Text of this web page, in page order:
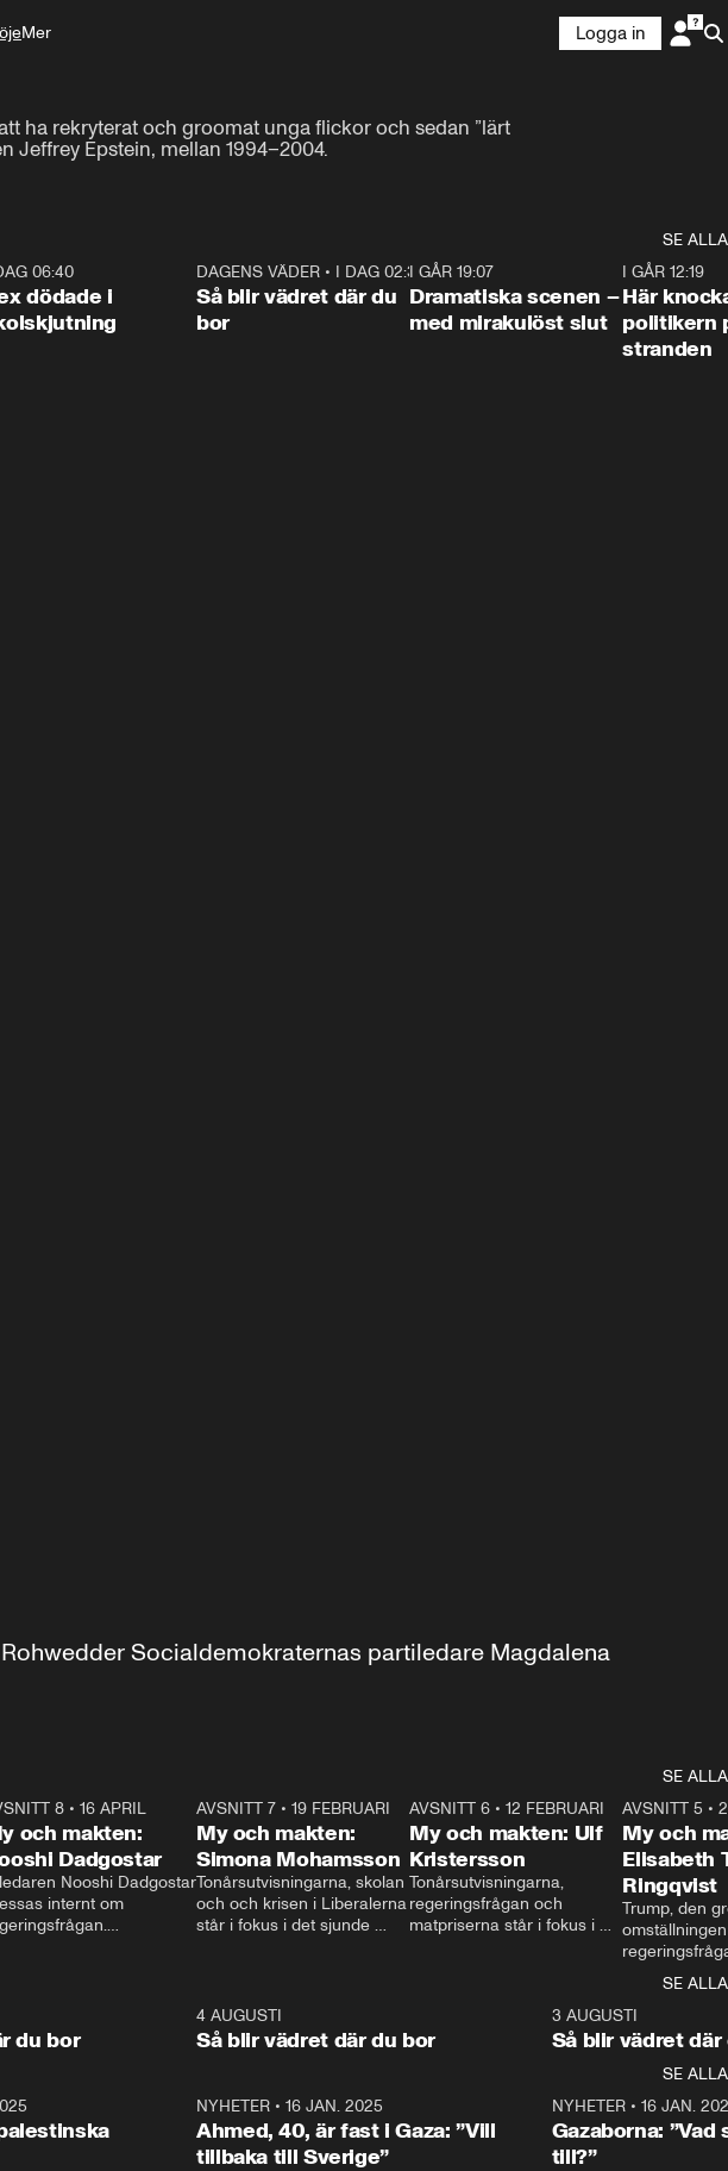
Mer
Logga in
ha rekryterat och groomat unga flickor och sedan ”lärt
Jeffrey Epstein, mellan 1994–2004.
SE ALLA
06:40
dödade i
1:06
DAGENS VÄDER• I DAG 02:30
Så blir vädret där du
bor
I GÅR 19:07
Dramatiska scenen –
med mirakulöst slut
I GÅR 12:19
Här
politikern
stranden
Socialdemokraternas partiledare Magdalena
SE ALLA
8• 16 APRIL
och makten:
Dadgostar
Nooshi Dadgostar
internt om
ställer upp i val. Ska vi
med så sitter vi förstås
24:30
AVSNITT 7• 19 FEBRUARI
My och makten:
Simona Mohamsson
Tonårsutvisningarna, skolan
och och krisen i Liberalerna
står i fokus i det sjunde
kommentator My
Rohwedder ställer
utbildnings- och
Mohamsson till svars.
27:30
AVSNITT 6 •12 FEBRUARI
My och makten: Ulf
Kristersson
Tonårsutvisningarna,
regeringsfrågan och
matpriserna står i fokus i
Rohwedder ställer
statsminister Ulf Kristersson
AVSNITT 5 •
My och
Elisabeth
Ringqvist
Trump, den
centrum i
avsnittet av
Makten”. Se
Aftonbladets
Rohwedder
Thand Ring
SE ALLA
du bor
4 AUGUSTI
Så blir vädret där du bor
3 AUGUSTI
Så blir vädret där
SE ALLA
NYHETER• 16 JAN. 2025
Ahmed, 40, är fast i Gaza: ”Vill
tillbaka till Sverige”
NYHETER• 16 JAN.
Gazaborna:
till?”